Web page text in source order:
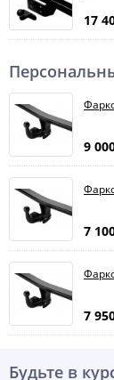
17
9
7
7
Будьте в